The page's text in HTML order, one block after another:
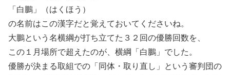
「白鵬」（はくほう）
の名前はこの漢字だと覚えておいてくださいね。
大鵬という名横綱が打ち立てた３２回の優勝回数を、
この１月場所で超えたのが、横綱「白鵬」でした。
優勝が決まる取組での「同体・取り直し」という審判団の